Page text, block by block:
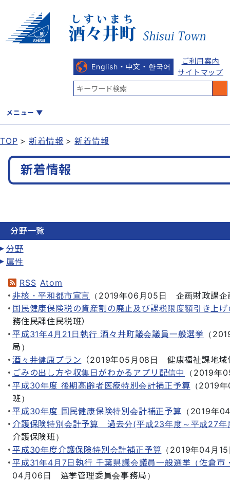
English・中文・한국어
ご利用案内
サイトマップ
メニュー
くらし 健康・福祉 教育・文化 観光・魅力 産業・しごと
TOP 新着情報 新着情報
新着情報
分野一覧
分野
属性
RSS Atom
非核・平和都市宣言 （ 2019年06月05日
企画財政課
国民健康保険税の資産割の廃止及び課税限度額引き上
務住民課住民税班）
平成31年4月21日執行 酒々井町議会議員一般選挙 （
局 ）
酒々井健康プラン （2019年05月08日
健康福祉課地域
ごみの出し方や収集日がわかるアプリ配信中
（ 2019年
平成30年度 後期高齢者医療特別会計補正予算 （2019
班）
平成30年度 国民健康保険特別会計補正予算 （ 2019年
介護保険特別会計予算 過去分(平成23年度～平成27年
介護保険班）
平成30年度介護保険特別会計補正予算 （ 2019年04月15
平成31年4月7日執行 千葉県議会議員一般選挙（佐倉市
04月06日
選挙管理委員会事務局 ）